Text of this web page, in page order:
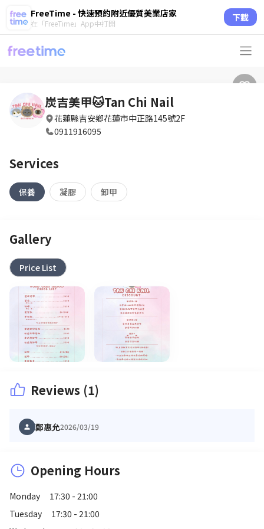
FreeTime - 快速預約附近優質美業店家
在「FreeTime」App中打開 下載
炭吉美甲🐱Tan Chi Nail
花蓮縣吉安鄉花蓮市中正路145號2F
0911916095
Services
保養 凝膠 卸甲
Gallery
Price List
Reviews (1)
鄭惠允2026/03/19
Opening Hours
Monday
17:30 - 21:00
Tuesday
17:30 - 21:00